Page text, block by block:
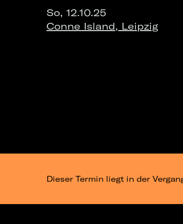
So, 12.10.25
Conne Island, Leipzig
Dieser Termin liegt in der